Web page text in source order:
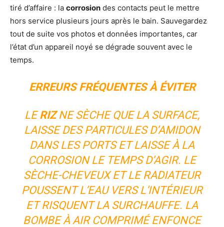
tiré d’affaire : la corrosion des contacts peut le mettre
hors service plusieurs jours après le bain. Sauvegardez
tout de suite vos photos et données importantes, car
l’état d’un appareil noyé se dégrade souvent avec le
temps.
ERREURS FRÉQUENTES À ÉVITER
LERIZNE SÈCHE QUE LA SURFACE,
LAISSE DES PARTICULES D’AMIDON
DANS LES PORTS ET LAISSE À LA
CORROSION LE TEMPS D’AGIR. LE
SÈCHE-CHEVEUX ET LE RADIATEUR
POUSSENT L’EAU VERS L’INTÉRIEUR
ET RISQUENT LA SURCHAUFFE. LA
BOMBE À AIR COMPRIMÉ ENFONCE